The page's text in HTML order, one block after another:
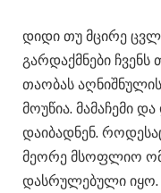
დიდი თუ მცირე
გარდაქმნები ჩვენს
თაობას
მოუწია. მამაჩემი
დაიბადნენ.
მეორე მსოფლიო
დასრულებული იყო.